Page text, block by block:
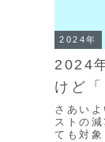
2024年
2024
けど
さあい
ストの
ても対